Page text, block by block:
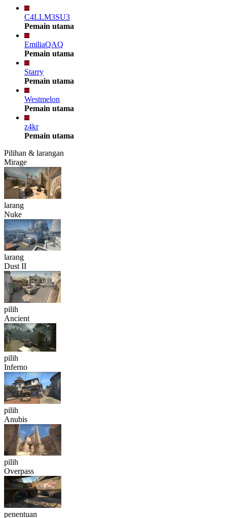
C4LLM3SU3
Pemain utama
EmiliaQAQ
Pemain utama
Starry
Pemain utama
Westmelon
Pemain utama
z4kr
Pemain utama
Pilihan & larangan
Mirage
larang
Nuke
larang
Dust II
pilih
Ancient
pilih
Inferno
pilih
Anubis
pilih
Overpass
penentuan